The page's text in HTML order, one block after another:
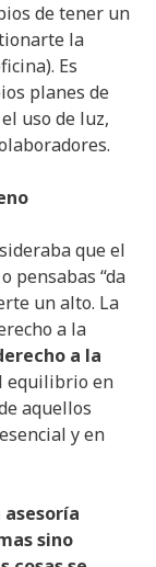
de tener un
la
Es
planes de
uso de luz,
que el
pensabas “da
un alto. La
a la
a la
equilibrio en
aquellos
y en
sino